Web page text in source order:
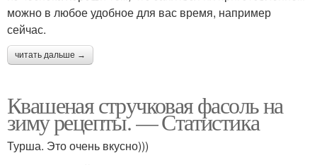
можно в любое удобное для вас время, например
сейчас.
читать дальше →
Квашеная стручковая фасоль на
зиму рецепты. — Статистика
Турша. Это очень вкусно)))